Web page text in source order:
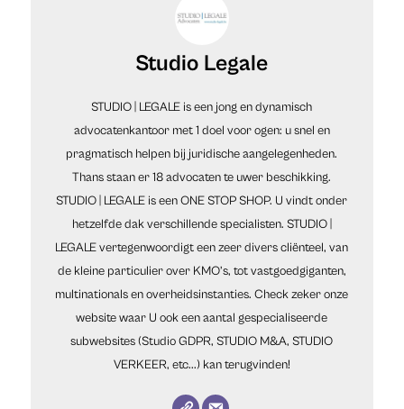
Studio Legale
STUDIO | LEGALE is een jong en dynamisch
advocatenkantoor met 1 doel voor ogen: u snel en
pragmatisch helpen bij juridische aangelegenheden.
Thans staan er 18 advocaten te uwer beschikking.
STUDIO | LEGALE is een ONE STOP SHOP. U vindt onder
hetzelfde dak verschillende specialisten. STUDIO |
LEGALE vertegenwoordigt een zeer divers cliënteel, van
de kleine particulier over KMO’s, tot vastgoedgiganten,
multinationals en overheidsinstanties. Check zeker onze
website waar U ook een aantal gespecialiseerde
subwebsites (Studio GDPR, STUDIO M&A, STUDIO
VERKEER, etc...) kan terugvinden!